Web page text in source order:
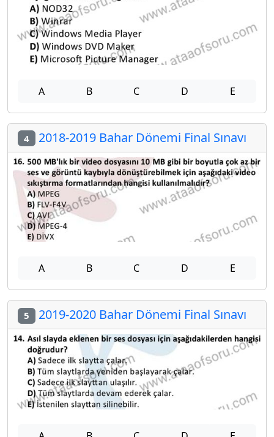
A B C D E
4 2018-2019 Bahar Dönemi Final Sınavı
A B C D E
5 2019-2020 Bahar Dönemi Final Sınavı